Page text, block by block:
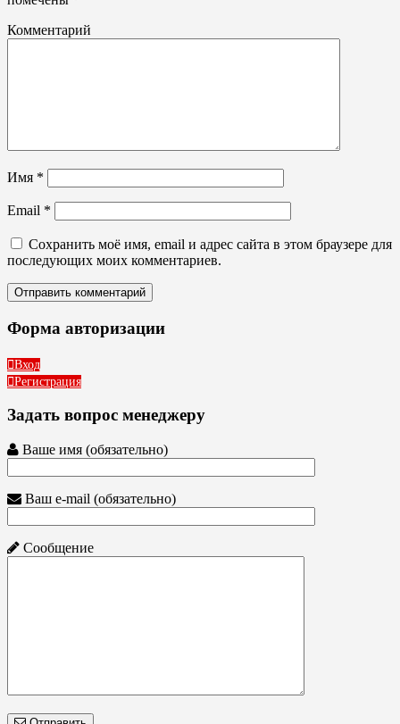
Комментарий
Имя *
Email *
Сохранить моё имя, email и адрес сайта в этом браузере для
последующих моих комментариев.
Форма авторизации
Вход
Регистрация
Задать вопрос менеджеру
Ваше имя (обязательно)
Ваш e-mail (обязательно)
Сообщение